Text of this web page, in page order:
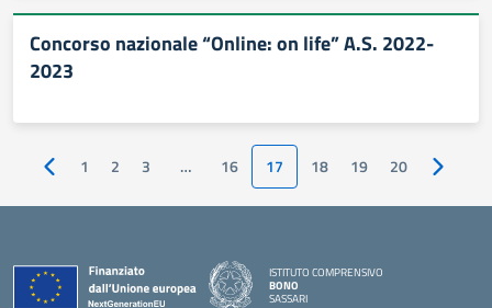
Concorso nazionale “Online: on life” A.S. 2022-
2023
Pagina precedente
1 2 3 … 16 17 18 19 20 Pagina
ISTITUTO COMPRENSIVO
BONO
SASSARI